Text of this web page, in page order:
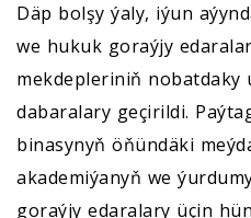
Däp bolşy ýaly, iýun
we hukuk goraýjy
mekdepleriniň nobatdaky
dabaralary geçirildi.
binasynyň öňündäki
akademiýanyň we
goraýjy edaralary üçin